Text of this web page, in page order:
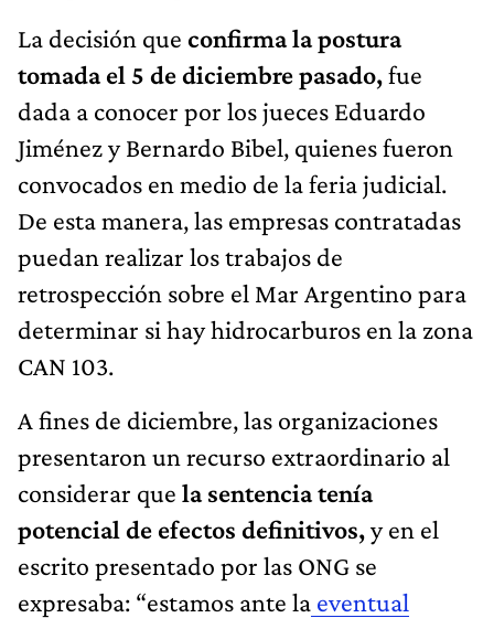
La decisión que confirma la postura
tomada el 5 de diciembre pasado,fue
dada a conocer por los jueces Eduardo
Jiménez y Bernardo Bibel, quienes fueron
convocados en medio de la feria judicial.
De esta manera, las empresas contratadas
puedan realizar los trabajos de
retrospección sobre el Mar Argentino para
determinar si hay hidrocarburos en la zona
CAN 103.
A fines de diciembre, las organizaciones
presentaron un recurso extraordinario al
considerar que la sentencia tenía
potencial de efectos definitivos,y en el
escrito presentado por las ONG se
expresaba: “estamos ante la eventual